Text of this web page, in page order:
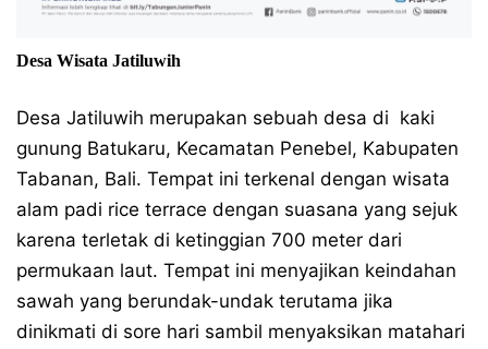
Desa Wisata Jatiluwih
Desa Jatiluwih merupakan sebuah desa di kaki
gunung Batukaru, Kecamatan Penebel, Kabupaten
Tabanan, Bali. Tempat ini terkenal dengan wisata
alam padi rice terrace dengan suasana yang sejuk
karena terletak di ketinggian 700 meter dari
permukaan laut. Tempat ini menyajikan keindahan
sawah yang berundak-undak terutama jika
dinikmati di sore hari sambil menyaksikan matahari